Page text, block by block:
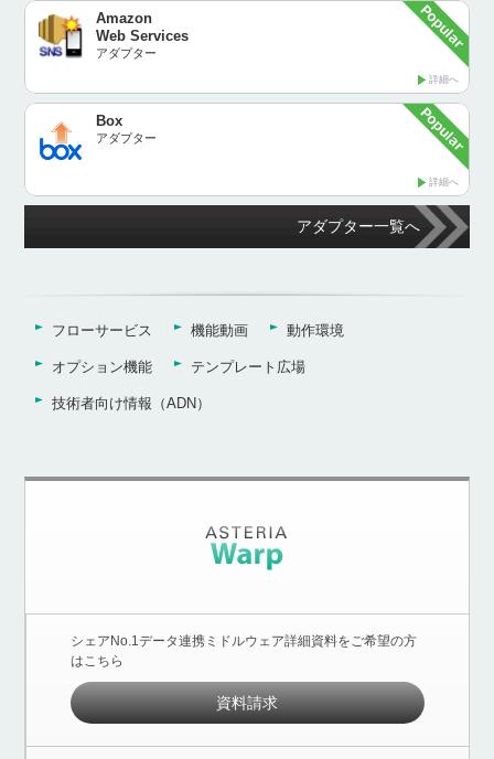
Amazon
Web Services
アダプター
詳細へ
Box
アダプター
詳細へ
アダプター一覧へ
フローサービス 機能動画 動作環境
オプション機能 テンプレート広場
技術者向け情報（ADN）
シェアNo.1データ連携ミドルウェア詳細資料をご希望の方
はこちら
資料請求